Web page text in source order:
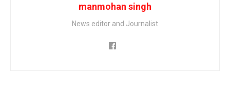
manmohan singh
News editor and Journalist